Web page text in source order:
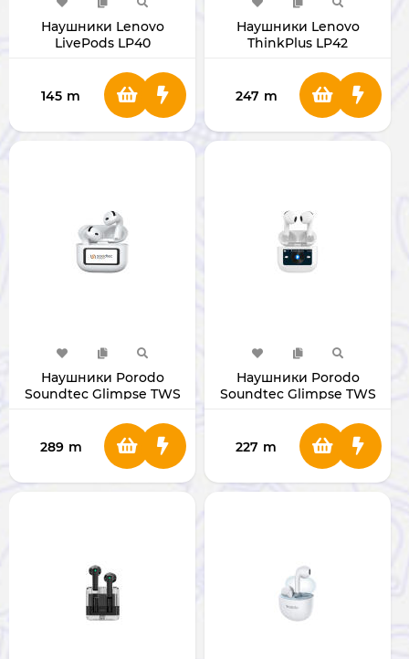
Наушники Lenovo
LivePods LP40
145 m
Наушники Lenovo
ThinkPlus LP42
247 m
Наушники Porodo
Soundtec Glimpse TWS
289 m
Наушники Porodo
Soundtec Glimpse TWS
227 m